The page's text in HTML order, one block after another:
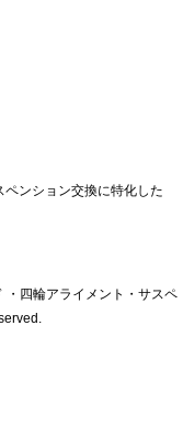
ンション交換に特化した
四輪アライメント・サスペ